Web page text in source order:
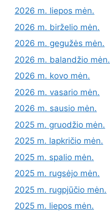
2026 m. liepos mėn.
2026 m. birželio mėn.
2026 m. gegužės mėn.
2026 m. balandžio mėn.
2026 m. kovo mėn.
2026 m. vasario mėn.
2026 m. sausio mėn.
2025 m. gruodžio mėn.
2025 m. lapkričio mėn.
2025 m. spalio mėn.
2025 m. rugsėjo mėn.
2025 m. rugpjūčio mėn.
2025 m. liepos mėn.